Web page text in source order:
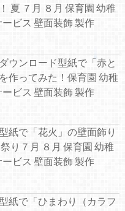
夏 ７月 ８月 保育園 幼稚
ビス 壁面装飾 製作
ウンロード型紙で「赤と
作ってみた！保育園 幼稚
ビス 壁面装飾 製作
紙で「花火」の壁面飾り
り７月 ８月 保育園 幼稚
ビス 壁面装飾 製作
紙で「ひまわり（カラフ